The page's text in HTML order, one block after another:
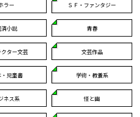
ラー ＳＦ・ファンタジー
済小説 青春
クター文芸 文芸作品
児童書 学術・教養系
ネス系 怪と幽